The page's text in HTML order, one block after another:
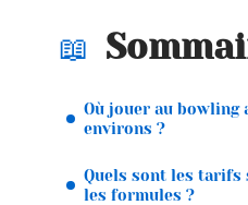
Où jouer au bowling
environs ?
Quels sont les tarifs
les formules ?